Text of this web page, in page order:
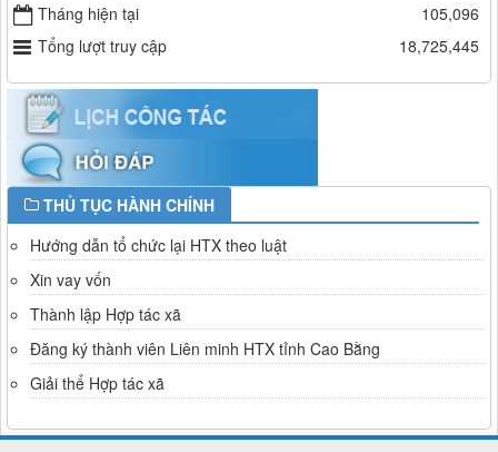
Tháng hiện tại
105,096
Tổng lượt truy cập
18,725,445
THỦ TỤC HÀNH CHÍNH
Hướng dẫn tổ chức lại HTX theo luật
Xin vay vốn
Thành lập Hợp tác xã
Đăng ký thành viên Liên minh HTX tỉnh Cao Bằng
Giải thể Hợp tác xã